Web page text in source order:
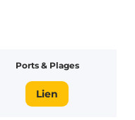
Ports & Plages
Lien